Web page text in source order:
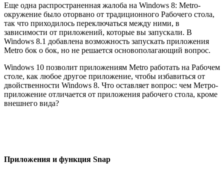
Еще одна распространенная жалоба на Windows 8: Metro-
окружение было оторвано от традиционного Рабочего стола,
так что приходилось переключаться между ними, в
зависимости от приложений, которые вы запускали. В
Windows 8.1 добавлена возможность запускать приложения
Metro бок о бок, но не решается основополагающий вопрос.
Windows 10 позволит приложениям Metro работать на Рабочем
столе, как любое другое приложение, чтобы избавиться от
двойственности Windows 8. Что оставляет вопрос: чем Метро-
приложение отличается от приложения рабочего стола, кроме
внешнего вида?
Приложения и функция Snap